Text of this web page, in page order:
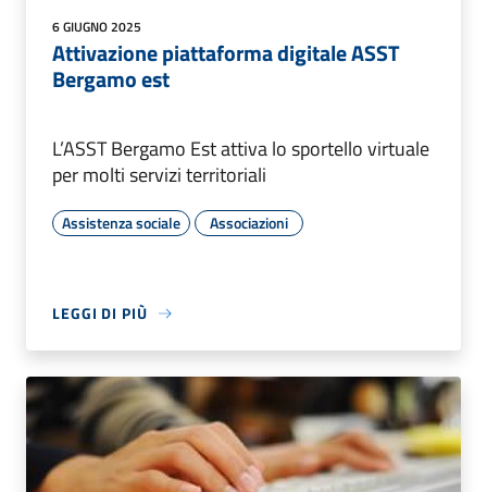
6 GIUGNO 2025
Attivazione piattaforma digitale ASST
Bergamo est
L’ASST Bergamo Est attiva lo sportello virtuale
per molti servizi territoriali
Assistenza sociale Associazioni
LEGGI DI PIÙ